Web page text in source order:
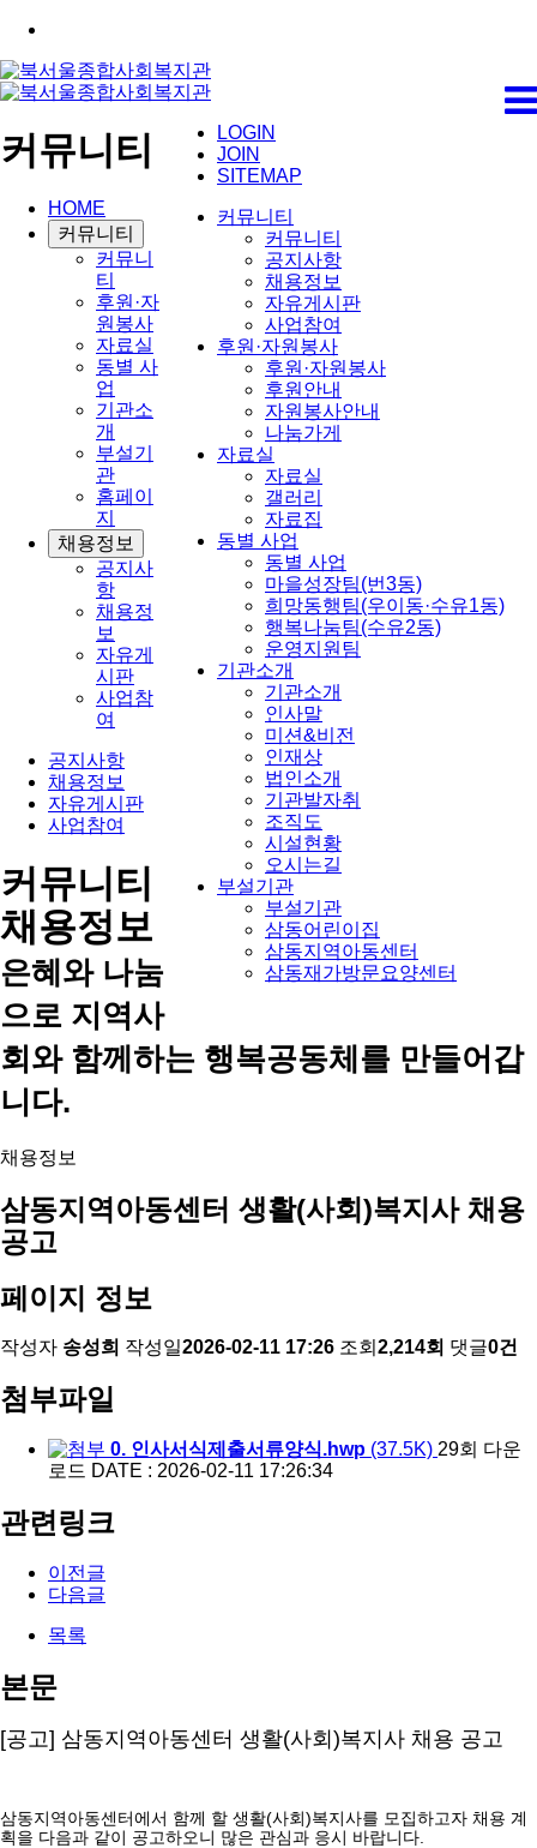
LOGIN
JOIN
SITEMAP
커뮤니티
커뮤니티
공지사항
채용정보
자유게시판
사업참여
후원·자원봉사
후원·자원봉사
후원안내
자원봉사안내
나눔가게
자료실
자료실
갤러리
자료집
동별 사업
동별 사업
마을성장팀(번3동)
희망동행팀(우이동·수유1동)
행복나눔팀(수유2동)
운영지원팀
기관소개
기관소개
인사말
미션&비전
인재상
법인소개
기관발자취
조직도
시설현황
오시는길
부설기관
부설기관
삼동어린이집
삼동지역아동센터
삼동재가방문요양센터
커뮤니티
HOME
커뮤니티
커뮤니
티
후원·자
원봉사
자료실
동별 사
업
기관소
개
부설기
관
홈페이
지
채용정보
공지사
항
채용정
보
자유게
시판
사업참
여
공지사항
채용정보
자유게시판
사업참여
커뮤니티
채용정보
은혜와 나눔
으로 지역사
회와 함께하는 행복공동체를 만들어갑
니다.
채용정보
삼동지역아동센터 생활(사회)복지사 채용
공고
페이지 정보
작성자 송성희 작성일2026-02-11 17:26 조회 2,214회 댓글0건
첨부파일
0. 인사서식제출서류양식.hwp (37.5K) 29회 다운
로드 DATE : 2026-02-11 17:26:34
관련링크
이전글
다음글
목록
본문
[공고] 삼동지역아동센터 생활(사회)복지사 채용 공고
삼동지역아동센터에서 함께 할 생활(사회)복지사를 모집하고자 채용 계
획을 다음과 같이 공고하오니 많은 관심과 응시 바랍니다.